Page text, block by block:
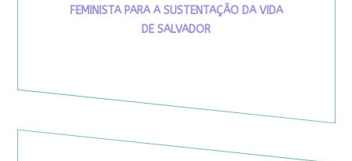
FEMINISTA PARA A SUSTENTAÇÃO DA VIDA
DE SALVADOR